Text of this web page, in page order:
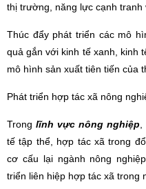
thị trường, năng lực cạnh tranh
Thúc đẩy phát triển các mô
quả gắn với kinh tế xanh, kinh
mô hình sản xuất tiên tiến của
Phát triển hợp tác xã nông
Tronglĩnh vực nông nghiệp
tế tập thể, hợp tác xã trong
cơ cấu lại ngành nông
triển liên hiệp hợp tác xã trong